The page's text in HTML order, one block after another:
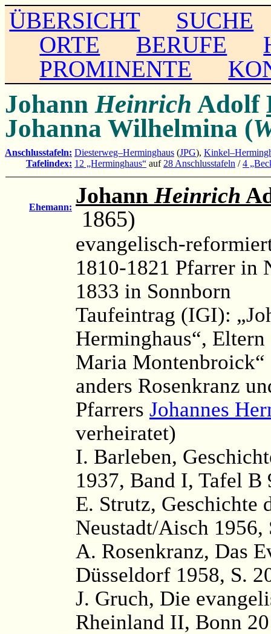
ÜBERSICHT
SUCHE
ORTE
BERUFE
PROMINENTE
Johann Heinrich Adolf
Johanna Wilhelmina (
Anschlusstafeln: Diesterweg–Herminghaus (JPG),
Tafelindex: 12 „Herminghaus“ auf 28 Anschlusstafeln /4
Ehemann: Johann Heinrich
1865)
evangelisch-
1810-1821 Pfarrer in
1833 in Sonnborn
Taufeintrag (IGI):
Herminghaus“,
Maria Montenbroick“
anders Rosenkranz
Pfarrers Johannes
verheiratet)
I. Barleben,
1937, Band I, Tafel B
E. Strutz, Geschichte
Neustadt/Aisch 1956,
A. Rosenkranz, Das
Düsseldorf 1958, S.
J. Gruch, Die
Rheinland II, Bonn